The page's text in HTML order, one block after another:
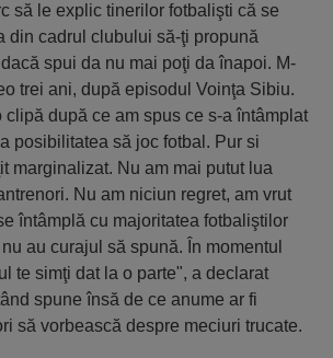
să le explic tinerilor fotbalişti că se
din cadrul clubului să-ţi propună
spui da nu mai poţi da înapoi. M-
trei ani, după episodul Voinţa Sibiu.
clipă după ce am spus ce s-a întâmplat
posibilitatea să joc fotbal. Pur si
marginalizat. Nu am mai putut lua
Nu am niciun regret, am vrut
întâmplă cu majoritatea fotbaliştilor
au curajul să spună. În momentul
te simţi dat la o parte", a declarat
spune însă de ce anume ar fi
să vorbească despre meciuri trucate.